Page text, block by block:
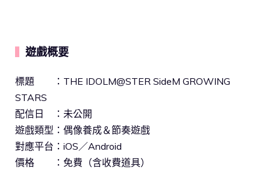
遊戲概要
標題 ：THE IDOLM@STER SideM GROWING
STARS
配信日 ：未公開
遊戲類型：偶像養成＆節奏遊戲
對應平台：iOS／Android
價格 ：免費（含收費道具）